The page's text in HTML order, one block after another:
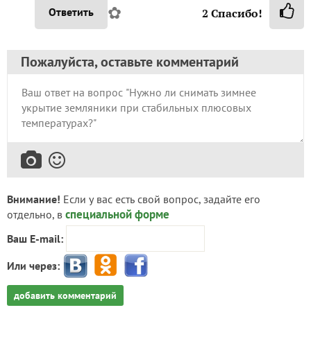
Ответить ✿ 2 Спасибо!
Пожалуйста, оставьте комментарий
Внимание! Если у вас есть свой вопрос, задайте его
отдельно, в специальной форме
Ваш E-mail:
Или через:
добавить комментарий